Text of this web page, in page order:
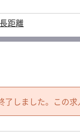
長距離
しました。 この